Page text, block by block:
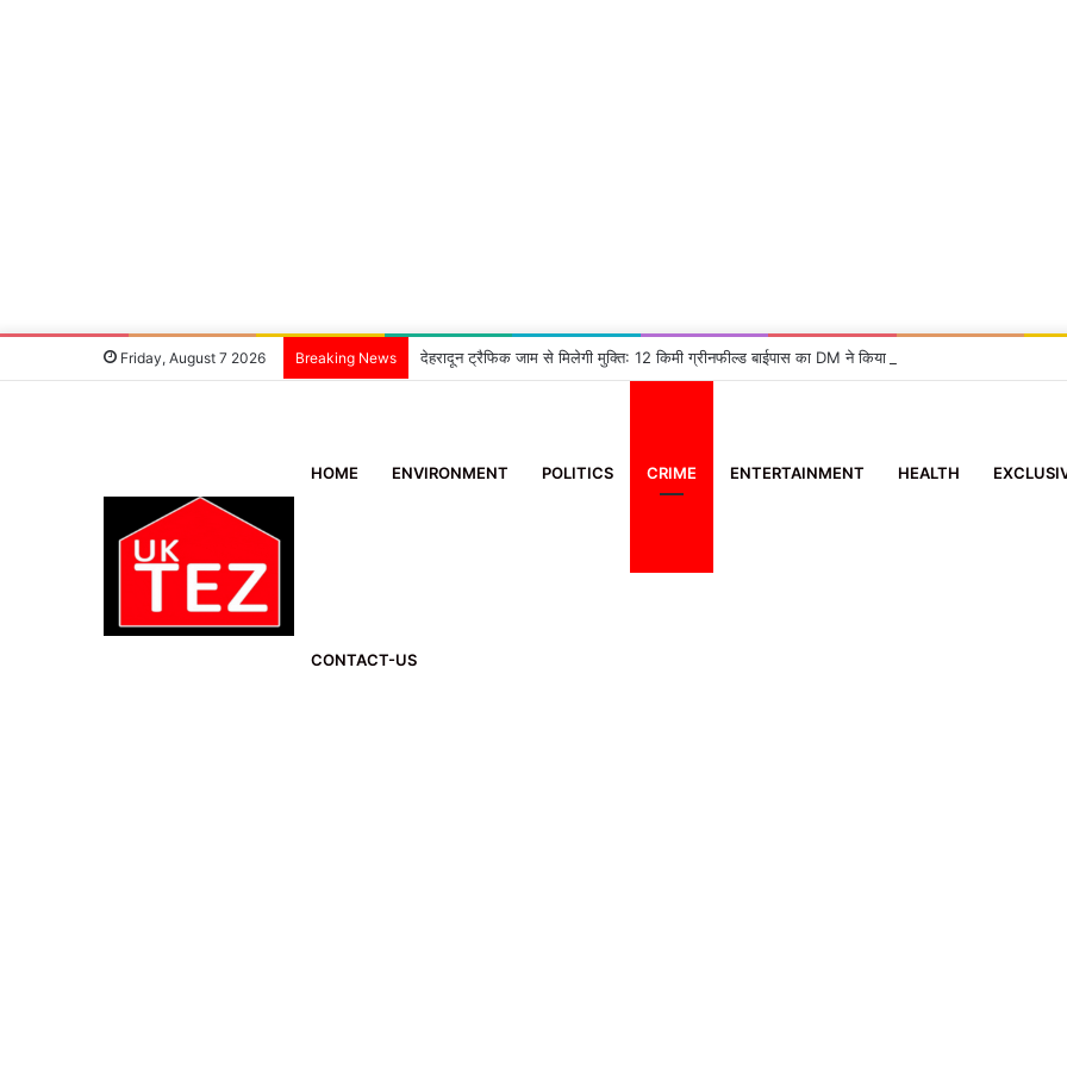
Friday, August 7 2026 Breaking News देहरादून ट्रैफिक जाम से मिलेगी मुक्ति: 12 किमी ग्रीनफील्ड बाईपास का DM ने किया निरीक्षण, दिए सख्त निर्देश
HOME ENVIRONMENT POLITICS CRIME ENTERTAINMENT HEALTH
CONTACT-US